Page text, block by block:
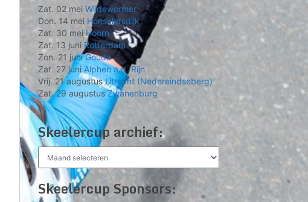
Zat. 02 mei Wijdewormer
Don. 14 mei Honselersdijk
Zat. 30 meiHoorn
Zat. 13 juni Rotterdam
Zon. 21 juniGouda
Zat. 27 juni Alphen a.d. Rijn
Vrij. 21 augustusUtrecht (Nedereindseberg)
Zat. 29 augustusZwanenburg
Skeelercup archief:
archief:
Skeelercup Sponsors: